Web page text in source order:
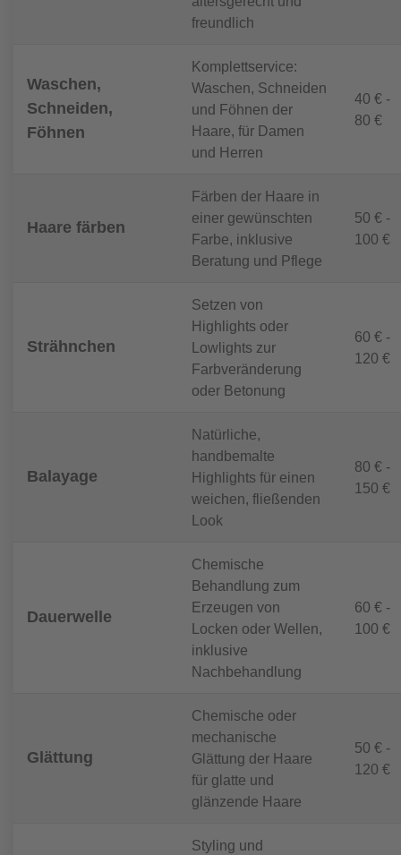
freundlich
Waschen,
Schneiden,
Föhnen
Komplettservice:
Waschen, Schneiden
und Föhnen der
Haare, für Damen
und Herren
40 € -
80 €
Haare färben
Färben der Haare in
einer gewünschten
Farbe, inklusive
Beratung und Pflege
50 € -
100 €
Strähnchen
Setzen von
Highlights oder
Lowlights zur
Farbveränderung
oder Betonung
60 € -
120 €
Balayage
Natürliche,
handbemalte
Highlights für einen
weichen, fließenden
Look
80 € -
150 €
Dauerwelle
Chemische
Behandlung zum
Erzeugen von
Locken oder Wellen,
inklusive
Nachbehandlung
60 € -
100 €
Glättung
Chemische oder
mechanische
Glättung der Haare
für glatte und
glänzende Haare
50 € -
120 €
Styling und